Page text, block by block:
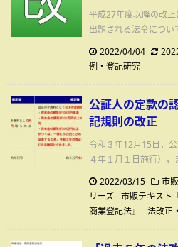
平成27年度以降の改
出題される法令につい
2022/04/04
例・登記研究
公証人の定款の
記規則の改正
令和３年12月15日，
４年１月１日施行），
2022/03/15
市
リーズ - 市販テキスト
商業登記法』 -法改正